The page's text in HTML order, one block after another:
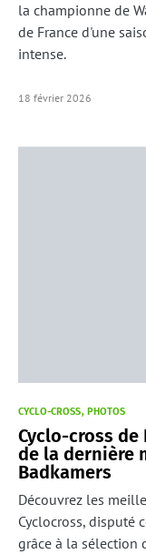
la championne de
de France d'une
intense.
18 février 2026
CYCLO-CROSS PHOTOS
Cyclo-cross
de la dernière
Badkamers
Découvrez les
Cyclocross, disputé
grâce à la sélection